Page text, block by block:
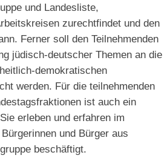
und Landesliste,
zurechtfindet und den
Ferner soll den Teilnehmenden
jüdisch-deutscher Themen an die
demokratischen
werden. Für die teilnehmenden
ist auch ein
erleben und erfahren im
und Bürger aus
beschäftigt.